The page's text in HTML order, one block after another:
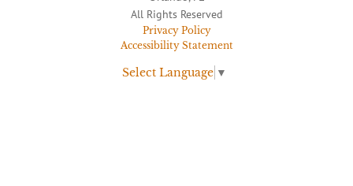
All Rights Reserved
Privacy Policy
Accessibility Statement
Select Language ▼